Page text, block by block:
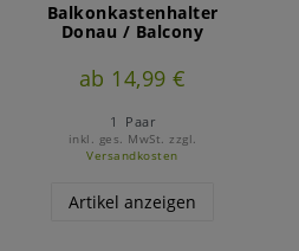
Balkonkastenhalter
Donau / Balcony
ab 14,99 €
1 Paar
inkl. ges. MwSt. zzgl.
Versandkosten
Artikel anzeigen